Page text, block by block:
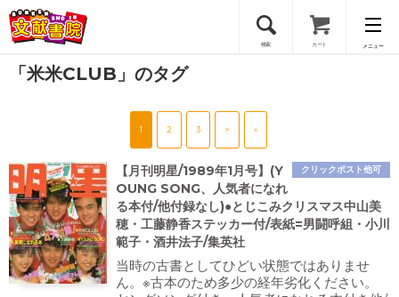
検索 カート メニュー
会員登録
「米米CLUB」のタグ
1 2 3 > »
クリックポスト他可
【月刊明星/1989年1月号】(Y
OUNG SONG、人気者になれ
る本付/他付録なし)●とじこみクリスマス中山美
穂・工藤静香ステッカー付/表紙=男闘呼組・小川
範子・酒井法子/集英社
当時の古書としてひどい状態ではありませ
ん。※古本のため多少の経年劣化ください。